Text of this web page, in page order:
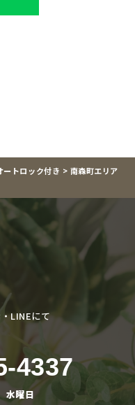
ートロック付き > 南森町エリア
LINEにて
4337
水曜日